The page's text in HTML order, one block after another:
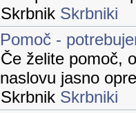
Skrbnik Skrbniki
Pomoč -
Če želite pomoč,
naslovu jasno
Skrbnik Skrbniki